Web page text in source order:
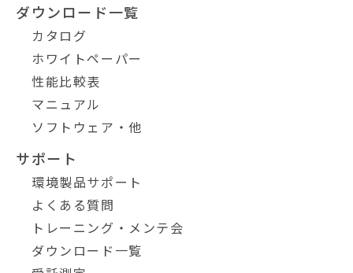
ダウンロード一覧
カタログ
ホワイトペーパー
性能比較表
マニュアル
ソフトウェア・他
サポート
環境製品サポート
よくある質問
トレーニング・メンテ会
ダウンロード一覧